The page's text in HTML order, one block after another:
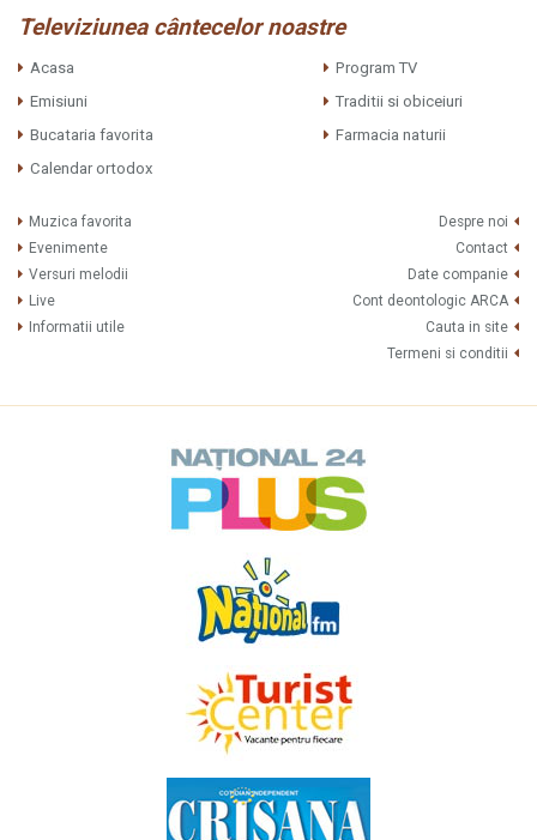
Televiziunea cântecelor noastre
Acasa
Program TV
Emisiuni
Traditii si obiceiuri
Bucataria favorita
Farmacia naturii
Calendar ortodox
Muzica favorita
Evenimente
Versuri melodii
Live
Informatii utile
Despre noi
Contact
Date companie
Cont deontologic ARCA
Cauta in site
Termeni si conditii